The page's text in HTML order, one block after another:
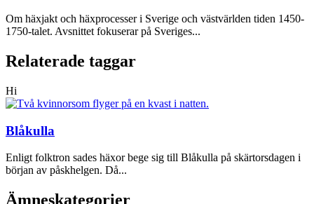
Om häxjakt och häxprocesser i Sverige och västvärlden tiden 1450-
1750-talet. Avsnittet fokuserar på Sveriges...
Relaterade taggar
Hi
Blåkulla
Enligt folktron sades häxor bege sig till Blåkulla på skärtorsdagen i
början av påskhelgen. Då...
Ämneskategorier